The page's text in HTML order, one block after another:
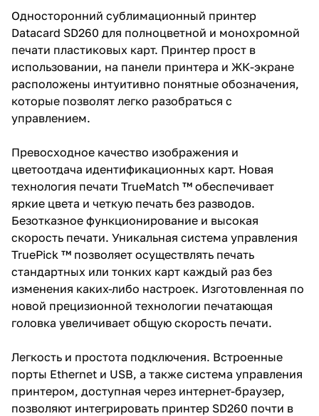
Односторонний сублимационный принтер
Datacard SD260 для полноцветной и монохромной
печати пластиковых карт. Принтер прост в
использовании, на панели принтера и ЖК-экране
расположены интуитивно понятные обозначения,
которые позволят легко разобраться с
управлением.
Превосходное качество изображения и
цветоотдача идентификационных карт. Новая
технология печати TrueMatch ™ обеспечивает
яркие цвета и четкую печать без разводов.
Безотказное функционирование и высокая
скорость печати. Уникальная система управления
TruePick ™ позволяет осуществлять печать
стандартных или тонких карт каждый раз без
изменения каких-либо настроек. Изготовленная по
новой прецизионной технологии печатающая
головка увеличивает общую скорость печати.
Легкость и простота подключения. Встроенные
порты Ethernet и USB, а также система управления
принтером, доступная через интернет-браузер,
позволяют интегрировать принтер SD260 почти в